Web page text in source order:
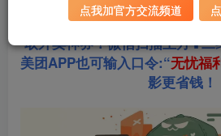
站长合作美团饿了么淘票票三大
取外卖神券！微信扫描上方⬆二
美团APP也可输入口令:“无忧福
影更省钱！
点我加官方交流频道